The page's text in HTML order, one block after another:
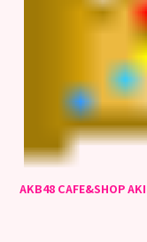
AKB48 CAFE&SHOP